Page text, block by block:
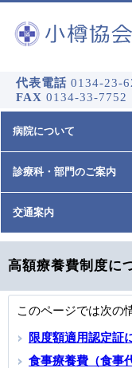
代表電話 0134-23-
FAX 0134-33-7752
病院について
診療科・部門のご案内
交通案内
高額療養費制度に
このページでは次の
限度額適用認定証
食事療養費（食事